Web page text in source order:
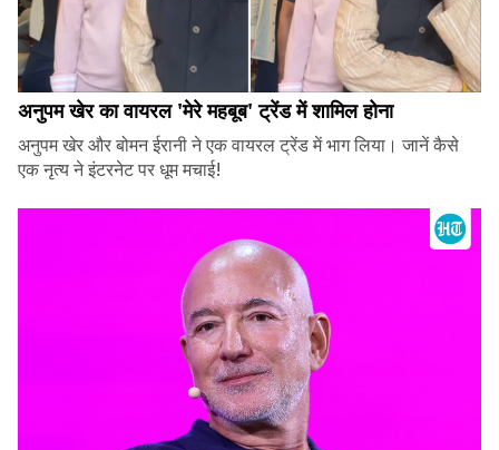
अनुपम खेर का वायरल 'मेरे महबूब' ट्रेंड में शामिल होना
अनुपम खेर और बोमन ईरानी ने एक वायरल ट्रेंड में भाग लिया। जानें कैसे
एक नृत्य ने इंटरनेट पर धूम मचाई!